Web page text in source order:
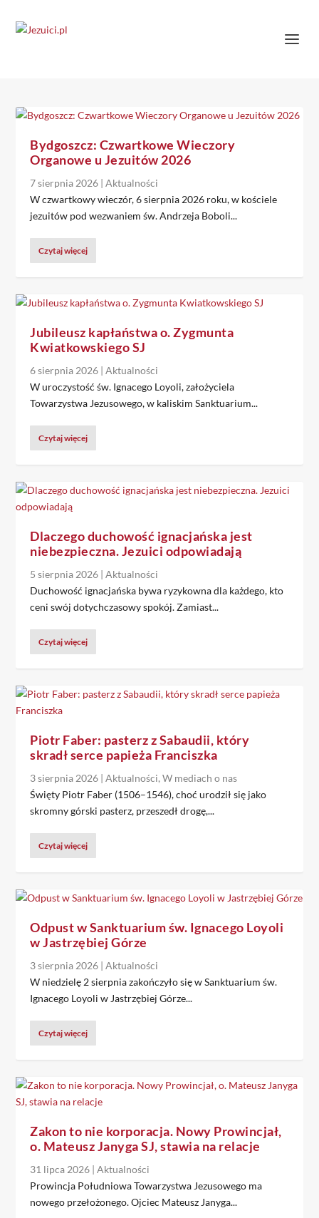
Bydgoszcz: Czwartkowe Wieczory
Organowe u Jezuitów 2026
7 sierpnia 2026 |Aktualności
W czwartkowy wieczór, 6 sierpnia 2026 roku, w kościele
jezuitów pod wezwaniem św. Andrzeja Boboli...
Czytaj więcej
Jubileusz kapłaństwa o. Zygmunta
Kwiatkowskiego SJ
6 sierpnia 2026 |Aktualności
W uroczystość św. Ignacego Loyoli, założyciela
Towarzystwa Jezusowego, w kaliskim Sanktuarium...
Czytaj więcej
Dlaczego duchowość ignacjańska jest
niebezpieczna. Jezuici odpowiadają
5 sierpnia 2026 |Aktualności
Duchowość ignacjańska bywa ryzykowna dla każdego, kto
ceni swój dotychczasowy spokój. Zamiast...
Czytaj więcej
Piotr Faber: pasterz z Sabaudii, który
skradł serce papieża Franciszka
3 sierpnia 2026 |Aktualności,W mediach o nas
Święty Piotr Faber (1506–1546), choć urodził się jako
skromny górski pasterz, przeszedł drogę,...
Czytaj więcej
Odpust w Sanktuarium św. Ignacego Loyoli
w Jastrzębiej Górze
3 sierpnia 2026 |Aktualności
W niedzielę 2 sierpnia zakończyło się w Sanktuarium św.
Ignacego Loyoli w Jastrzębiej Górze...
Czytaj więcej
Zakon to nie korporacja. Nowy Prowincjał,
o. Mateusz Janyga SJ, stawia na relacje
31 lipca 2026 |Aktualności
Prowincja Południowa Towarzystwa Jezusowego ma
nowego przełożonego. Ojciec Mateusz Janyga...